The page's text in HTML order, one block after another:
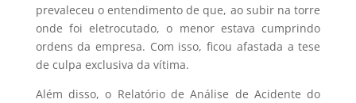
prevaleceu o entendimento de que, ao subir na torre
onde foi eletrocutado, o menor estava cumprindo
ordens da empresa. Com isso, ficou afastada a tese
de culpa exclusiva da vítima.
Além disso, o Relatório de Análise de Acidente do